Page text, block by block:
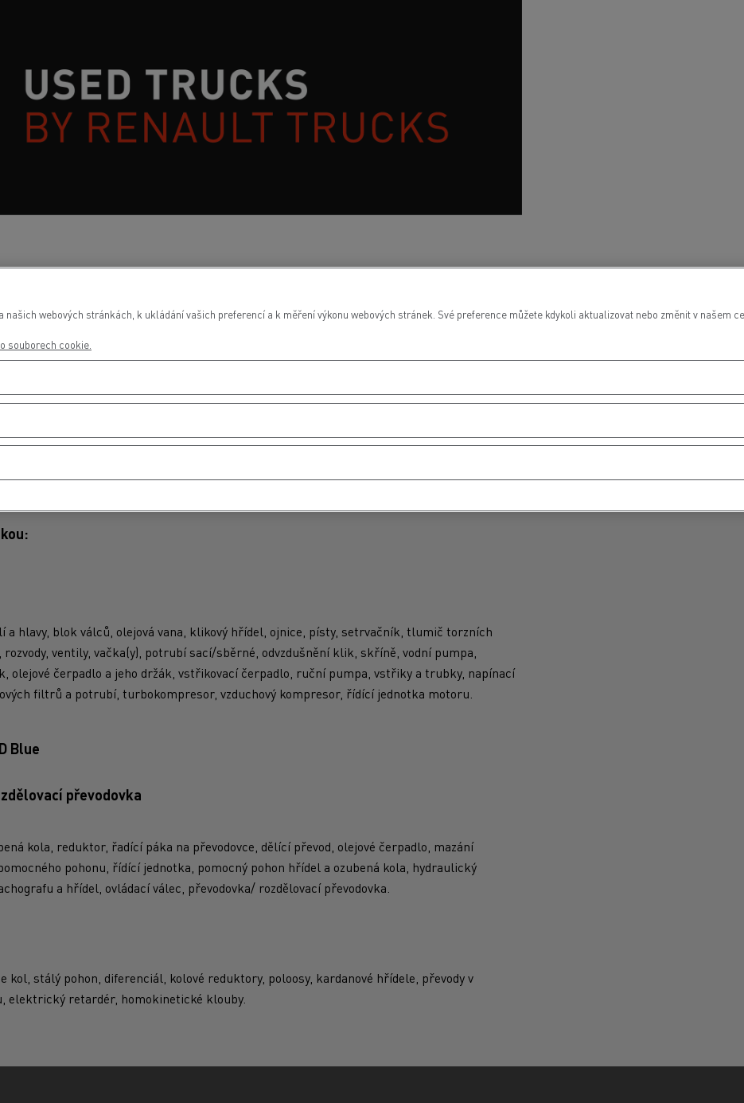
Záruka pro ojetá vozidla SELECTION
a hlavy, blok válců, olejová vana, klikový hřídel, ojnice, písty, setrvačník, tlumič torzních
ventily, vačka(y), potrubí sací/sběrné, odvzdušnění klik, skříně, vodní pumpa,
olejové čerpadlo a jeho držák, vstřikovací čerpadlo, ruční pumpa, vstřiky a trubky, napínací
filtrů a potrubí, turbokompresor, vzduchový kompresor, řídící jednotka motoru.
Blue
převodovka
kola, reduktor, řadící páka na převodovce, dělící převod, olejové čerpadlo, mazání
pohonu, řídící jednotka, pomocný pohon hřídel a ozubená kola, hydraulický
a hřídel, ovládací válec, převodovka/ rozdělovací převodovka.
kol, stálý pohon, diferenciál, kolové reduktory, poloosy, kardanové hřídele, převody v
elektrický retardér, homokinetické klouby.
webových stránkách, k ukládání vašich preferencí a k měření výkonu webových stránek. Své preference můžete kdykoli aktualizovat nebo změnit v
souborech cookie.